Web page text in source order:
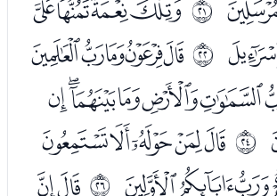
ﰔ ﭤﭥﭦﭧ
ﰕﭭﭮﭯﭰﭱ
ﰗ ﭾﭿﮀﮁﮂ
ﰙ ﮊﮋ